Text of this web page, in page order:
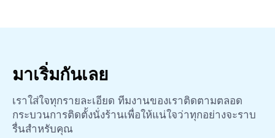
มาเริ่มกันเลย
เราใส่ใจทุกรายละเอียด ทีมงานของเราติดตามตลอด
กระบวนการติดตั้งนั่งร้านเพื่อให้แน่ใจว่าทุกอย่างจะราบ
รื่นสำหรับคุณ